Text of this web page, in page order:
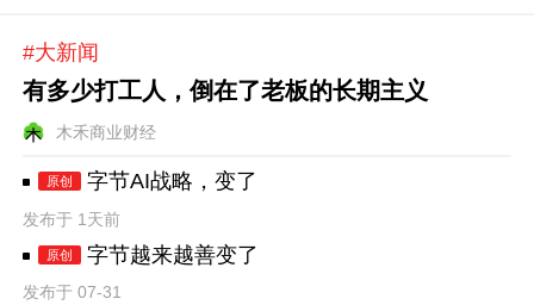
#大新闻
有多少打工人，倒在了老板的长期主义
木禾商业财经
原创 字节AI战略，变了
发布于 1天前
原创 字节越来越善变了
发布于 07-31